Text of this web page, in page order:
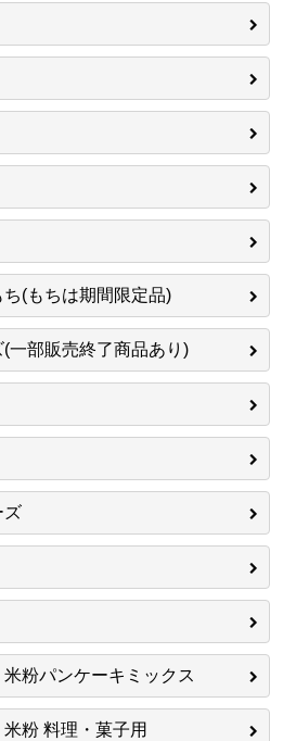
(もちは期間限定品)
一部販売終了商品あり)
ズ
米粉パンケーキミックス
米粉 料理・菓子用